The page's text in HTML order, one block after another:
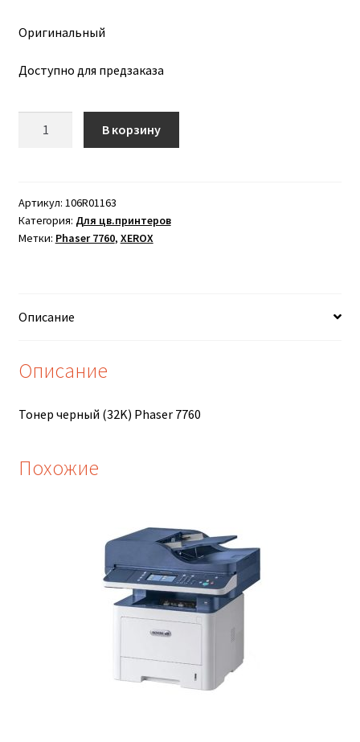
Оригинальный
Доступно для предзаказа
XEROX
Phaser
7760
В корзину
Артикул: 106R01163
Категория: Для цв.принтеров
Метки: Phaser 7760, XEROX
Описание
Описание
Тонер черный (32K) Phaser 7760
Похожие